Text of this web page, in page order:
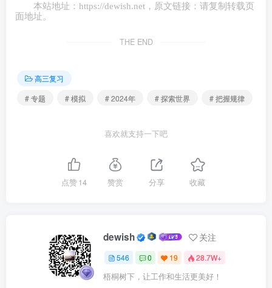
4.（2024·山东·二模）2024新年伊始，山东省X镇一派繁
定制商用厨具。“小城镇做强大产业”，是山东民营企业稳中
发展的最佳诠释。对“小城镇做强大产业”的成功得益于( )
②立足部分，助力当地农民拓宽致富路
③借助外力，作为推动发展的关键力量
A.①③ B.①④ C.②③ D.②④
5.（2024·山东泰安·三模）2023年 9月 9日，习近平总书
记在新时代推动东北全面振兴座谈会上强调，新时代新征程
本站地址： https://dewish.net ，原文链接：请复制转载页
面地址。
THE END
高三复习
# 专题
# 模拟 # 2024年 # 探索世界 # 把握规律
喜欢就支持一下吧
点赞14 赞赏 分享 收藏
dewish 关注
546 0 19 28.7W+
梧桐树下，让工作和生活更美好！